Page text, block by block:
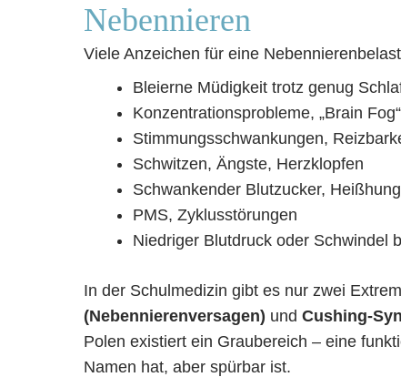
Nebennieren
Viele Anzeichen für eine
Bleierne Müdigkeit trotz genug
Konzentrationsprobleme, „Brain Fog“
Stimmungsschwankungen,
Schwitzen, Ängste, Herzklopfen
Schwankender Blutzucker,
PMS, Zyklusstörungen
Niedriger Blutdruck oder Schwindel
In der Schulmedizin gibt es nur zwei
(Nebennierenversagen) und Cushing-
Polen existiert ein Graubereich – eine
Namen hat, aber spürbar ist.